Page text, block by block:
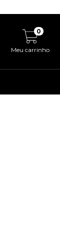
Meu carrinho
0